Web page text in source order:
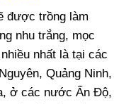
được trồng làm
nhu trắng, mọc
nhất là tại các
Quảng Ninh,
ở các nước Ấn Độ,